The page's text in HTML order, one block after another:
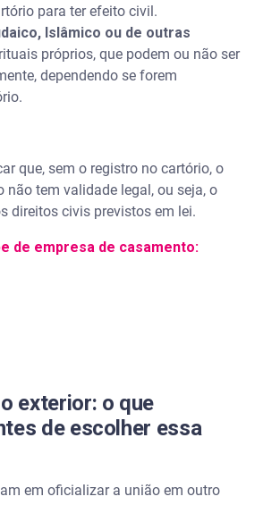
para ter efeito civil.
Islâmico ou de outras
próprios, que podem ou não ser
dependendo se forem
que, sem o registro no cartório, o
não tem validade legal, ou seja, o
direitos civis previstos em lei.
de empresa de casamento:
exterior: o que
de escolher essa
em oficializar a união em outro